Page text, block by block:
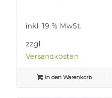
1,10 €
inkl. 19 % MwSt.
zzgl.
Versandkosten
In den Warenkorb